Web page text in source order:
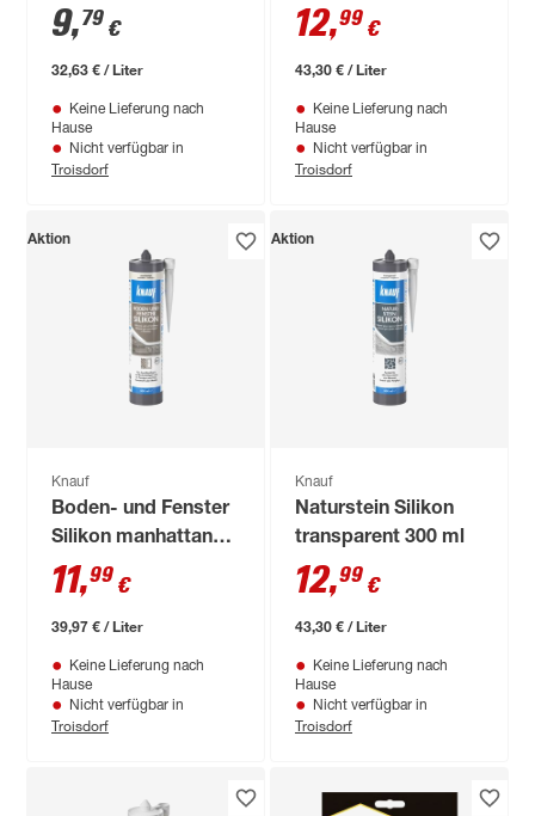
9,79 €
32,63 € / Liter
Keine Lieferung nach
Hause
Nicht verfügbar in
Troisdorf
12,99 €
43,30 € / Liter
Keine Lieferung nach
Hause
Nicht verfügbar in
Troisdorf
Aktion
Knauf
Boden- und Fenster
Silikon manhattan
300 ml
11,99 €
39,97 € / Liter
Keine Lieferung nach
Hause
Nicht verfügbar in
Troisdorf
Aktion
Knauf
Naturstein Silikon
transparent 300 ml
12,99 €
43,30 € / Liter
Keine Lieferung nach
Hause
Nicht verfügbar in
Troisdorf